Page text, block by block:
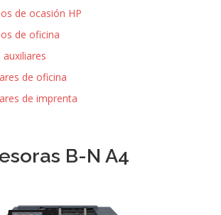
de ocasión HP
de oficina
auxiliares
de oficina
de imprenta
B-N A4